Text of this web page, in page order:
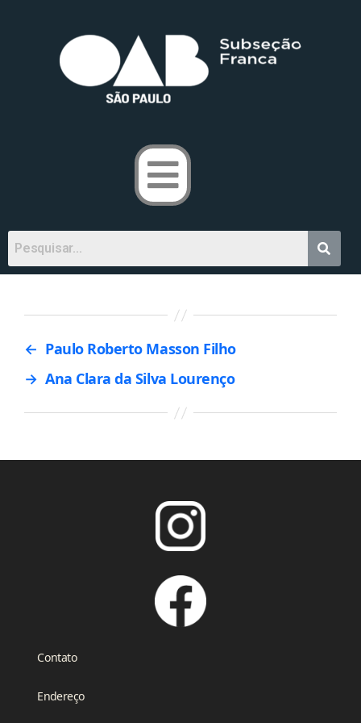
← Paulo Roberto Masson Filho
→ Ana Clara da Silva Lourenço
Contato
Endereço